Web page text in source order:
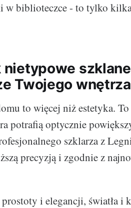
w biblioteczce - to tylko
nietypowe
Twojego wnętrza
to więcej niż estetyka.
potrafią optycznie
szklarza z
precyzją i zgodnie z
i elegancji, światła i